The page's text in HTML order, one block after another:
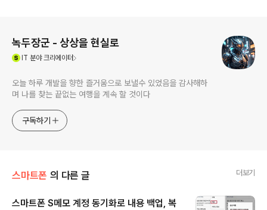
녹두장군 - 상상을 현실로
IT 분야 크리에이터
오늘 하루 개발을 향한 즐거움으로 보낼수 있었음을 감사해하
며 나를 찾는 끝없는 여행을 계속 할 것이다
구독하기
스마트폰 의 다른 글 더보기
스마트폰 S메모 계정 동기화로 내용 백업, 복